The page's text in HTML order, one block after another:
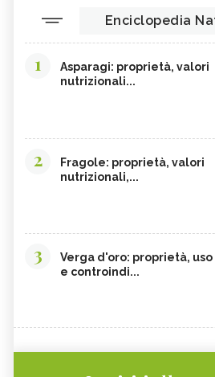
Enciclopedia
1
Asparagi: proprietà, valori
nutrizionali...
2
Fragole: proprietà, valori
nutrizionali,...
3
Verga d'oro: proprietà, uso
e controindi...